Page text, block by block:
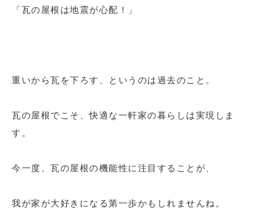
「瓦の屋根は地震が心配！」
重いから瓦を下ろす、というのは過去のこと。
瓦の屋根でこそ、快適な一軒家の暮らしは実現しま
す。
今一度、瓦の屋根の機能性に注目することが、
我が家が大好きになる第一歩かもしれませんね。